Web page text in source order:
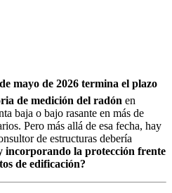
mayo de 2026 termina el plazo
de medición del radón en
baja o bajo rasante en más de
Pero más allá de esa fecha, hay
de estructuras debería
incorporando la protección frente
de edificación?